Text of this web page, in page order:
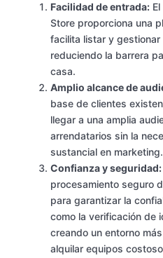
Facilidad de entrada:
Store proporciona una
facilita listar y
reduciendo la barrera
casa.
Amplio alcance de
base de clientes
llegar a una amplia
arrendatarios sin la
sustancial en marketing.
Confianza y seguridad:
procesamiento seguro
para garantizar la
como la verificación de
creando un entorno
alquilar equipos